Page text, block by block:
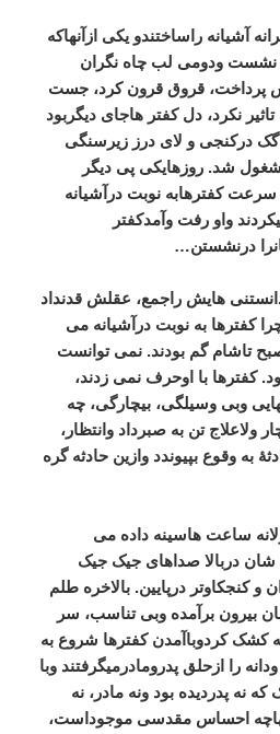
آشیانه راساختندو یکی ازآنهاکه
نشست ودومی لب چاه نگران
پرداخت، قروق قرون کرد، جست
تاثیر نکرد، دل کفتر هاجای دیگربود
گک درکنجی و لای درز زیرسنگی
شد.روزهایکی پی دیگر
سرعت کفترهابه نوبت درآشیانه
واو رفت وآمدکفتر
درنشستن…
هایش راجمع، عقلش قدنداد
کفترها به نوبت درآشیانه می
تاشام گم بودند.نمی توانست
.کفترها با اوحرف نمی زدند،
وبی وسیلگی، بیچارگی، چه
ولاعلاج تن به صبرداد وانتظار،
به وقوع بپیوندد وازین حادثه گره
ساعت هاسینه داده می
شان دربالا صداهای جیک جیک
و کنجکاوتر درپایین.بالاخره طلم
بیرون برآمده وبی تناسب، سر
کشک کردوباآمدن کفترها شروع به
ودانه را ازحلق پدرومادرمیگرفتند وبا
که نه پدردیده بود ونه مادر، نه
احساس مقدسی موجوداست،